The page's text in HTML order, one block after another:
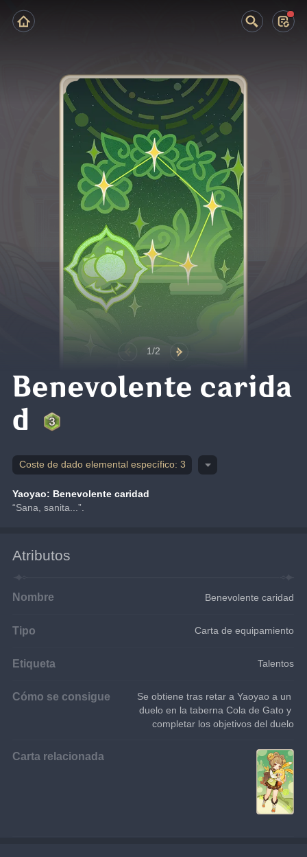
1/2
Benevolente carida
d
Coste de dado elemental específico: 3
Yaoyao: Benevolente caridad
“Sana, sanita...”.
Atributos
Nombre Benevolente caridad
Tipo Carta de equipamiento
Etiqueta Talentos
Cómo se consigue
Se obtiene tras retar a Yaoyao a un
duelo en la taberna Cola de Gato y
completar los objetivos del duelo
Carta relacionada